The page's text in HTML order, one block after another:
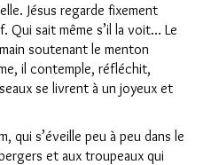
Jésus regarde fixement
Qui sait même s’il la voit… Le
soutenant le menton
il contemple, réfléchit,
se livrent à un joyeux et
qui s’éveille peu à peu dans le
et aux troupeaux qui